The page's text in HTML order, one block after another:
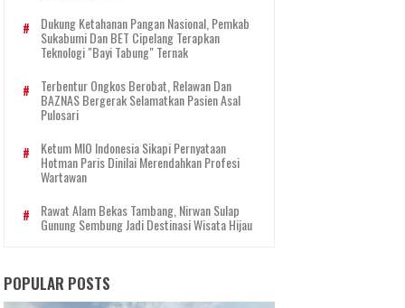
Dukung Ketahanan Pangan Nasional, Pemkab
Sukabumi Dan BET Cipelang Terapkan
Teknologi "Bayi Tabung" Ternak
Terbentur Ongkos Berobat, Relawan Dan
BAZNAS Bergerak Selamatkan Pasien Asal
Pulosari
Ketum MIO Indonesia Sikapi Pernyataan
Hotman Paris Dinilai Merendahkan Profesi
Wartawan
Rawat Alam Bekas Tambang, Nirwan Sulap
Gunung Sembung Jadi Destinasi Wisata Hijau
POPULAR POSTS